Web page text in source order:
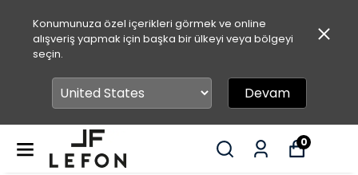
Konumunuza özel içerikleri görmek ve online
alışveriş yapmak için başka bir ülkeyi veya bölgeyi
seçin.
Devam
0